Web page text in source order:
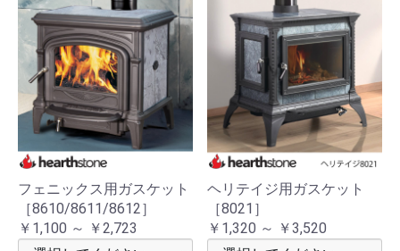
フェニックス用ガスケット
［8610/8611/8612］
￥1,100 ～ ￥2,723
ヘリテイジ用ガスケット
［8021］
￥1,320 ～ ￥3,520